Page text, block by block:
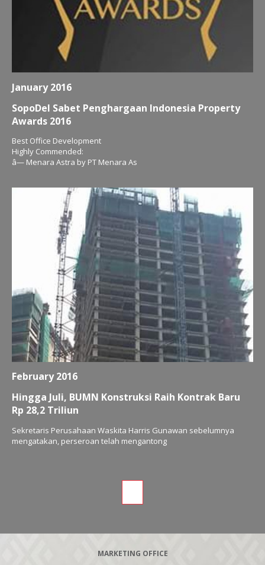
January 2016
SopoDel Sabet Penghargaan Indonesia Property
Awards 2016
Best Office Development
Highly Commended:
â— Menara Astra by PT Menara As
February 2016
Hingga Juli, BUMN Konstruksi Raih Kontrak Baru
Rp 28,2 Triliun
Sekretaris Perusahaan Waskita Harris Gunawan sebelumnya
mengatakan, perseroan telah mengantong
MARKETING OFFICE